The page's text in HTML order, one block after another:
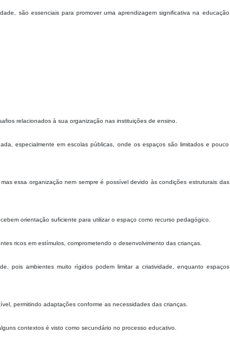
são essenciais para promover uma aprendizagem significativa na educação
relacionados à sua organização nas instituições de ensino.
especialmente em escolas públicas, onde os espaços são limitados e pouco
essa organização nem sempre é possível devido às condições estruturais das
orientação suficiente para utilizar o espaço como recurso pedagógico.
ricos em estímulos, comprometendo o desenvolvimento das crianças.
pois ambientes muito rígidos podem limitar a criatividade, enquanto espaços
permitindo adaptações conforme as necessidades das crianças.
contextos é visto como secundário no processo educativo.